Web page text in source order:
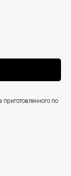
приготовленного по